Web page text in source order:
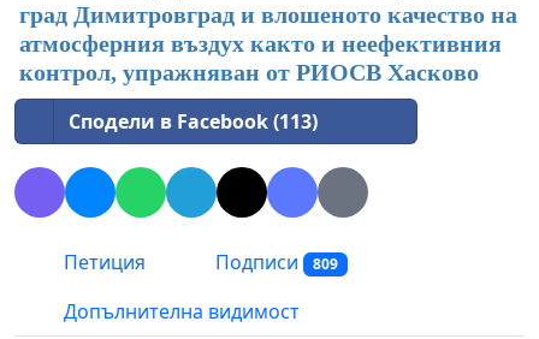
град Димитровград и влошеното качество на
атмосферния въздух както и неефективния
контрол, упражняван от РИОСВ Хасково
Сподели в Facebook (113)
Петиция Подписи 809
Допълнителна видимост